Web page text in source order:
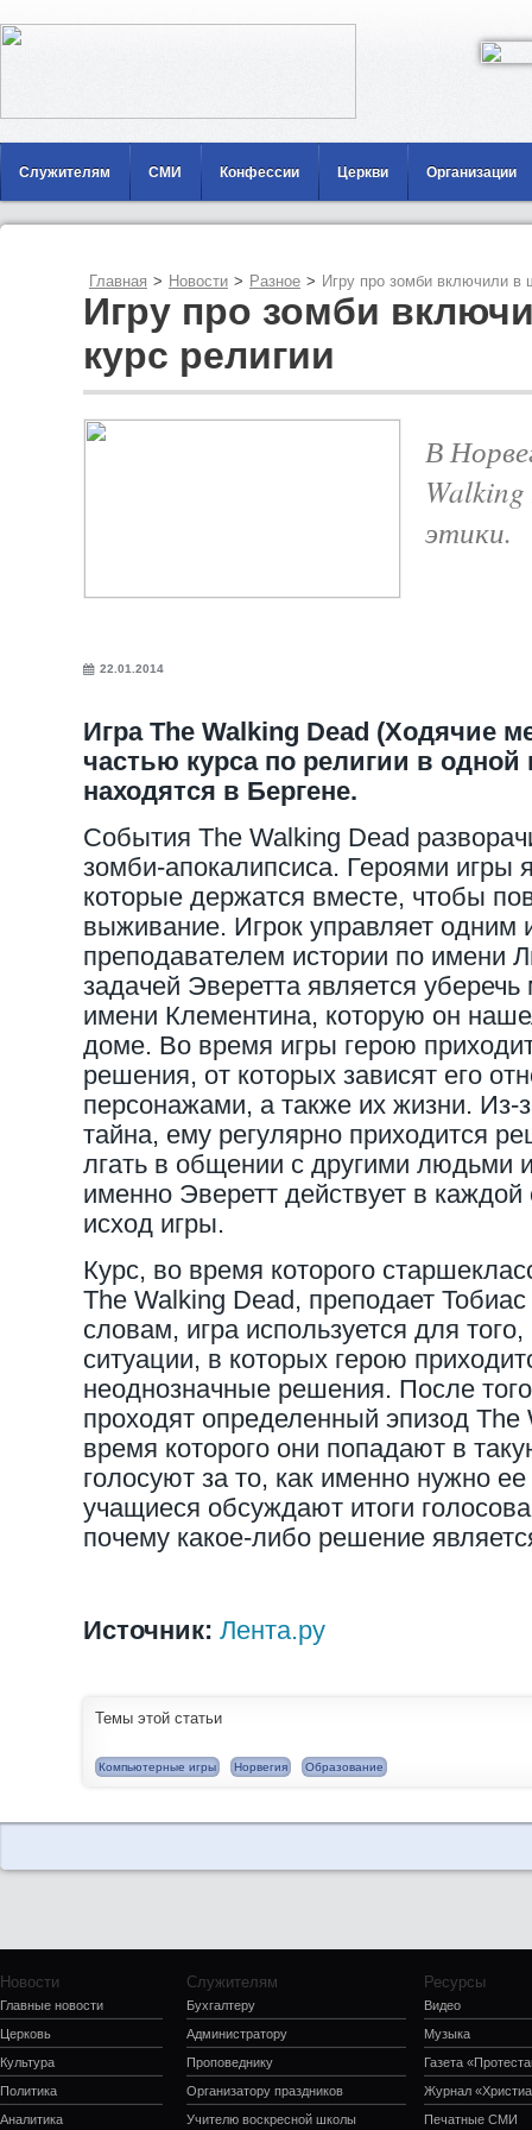
Служителям СМИ Конфессии Церкви Организации
Главная > Новости > Разное > Игру про зомби включили в
Игру про зомби
курс религии
В
Walking
этики.
22.01.2014
Игра The Walking Dead (Ходячие
частью курса по религии в одной
находятся в Бергене.
События The Walking Dead
зомби-апокалипсиса. Героями игры
которые держатся вместе, чтобы
выживание. Игрок управляет
преподавателем истории по имени
задачей Эверетта является
имени Клементина, которую он
доме. Во время игры герою
решения, от которых зависят его
персонажами, а также их жизни. Из-
тайна, ему регулярно приходится
лгать в общении с другими людьми
именно Эверетт действует в каждой
исход игры.
Курс, во время которого
The Walking Dead, преподает
словам, игра используется для
ситуации, в которых герою
неоднозначные решения. После
проходят определенный эпизод The
время которого они попадают в
голосуют за то, как именно нужно
учащиеся обсуждают итоги
почему какое-либо решение
Источник: Лента.ру
Темы этой статьи
Компьютерные игры Норвегия Образование
Новости
Главные новости
Церковь
Культура
Политика
Аналитика
Служителям
Бухгалтеру
Администратору
Проповеднику
Организатору праздников
Учителю воскресной школы
Ресурсы
Видео
Музыка
Газета
Журнал
Печатные СМИ